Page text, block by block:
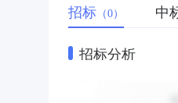
招标 （0） 中
招标分析